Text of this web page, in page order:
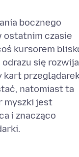
bocznego
ostatnim czasie
kursorem
się
kart
natomiast ta
myszki jest
i znacząco